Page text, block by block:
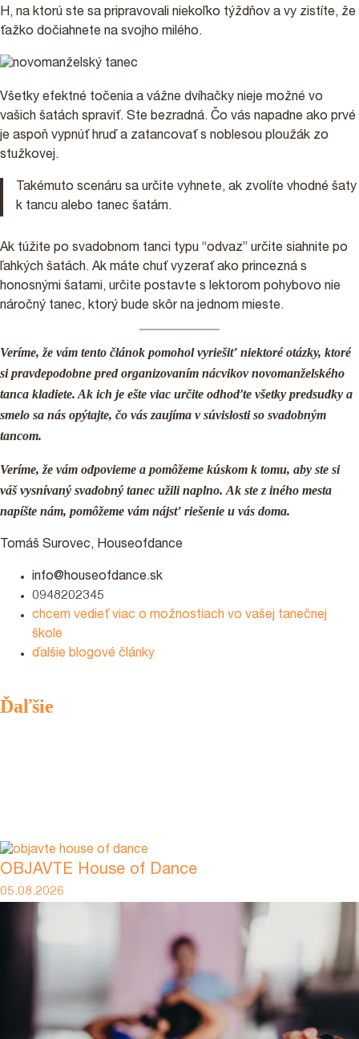
H, na ktorú ste sa pripravovali niekoľko týždňov a vy zistíte, že
ťažko dočiahnete na svojho milého.
Všetky efektné točenia a vážne dvíhačky nieje možné vo
vašich šatách spraviť. Ste bezradná. Čo vás napadne ako prvé
je aspoň vypnúť hruď a zatancovať s noblesou ploužák zo
stužkovej.
Takémuto scenáru sa určite vyhnete, ak zvolíte vhodné šaty
k tancu alebo tanec šatám.
Ak túžite po svadobnom tanci typu “odvaz” určite siahnite po
ľahkých šatách. Ak máte chuť vyzerať ako princezná s
honosnými šatami, určite postavte s lektorom pohybovo nie
náročný tanec, ktorý bude skôr na jednom mieste.
Veríme, že vám tento článok pomohol vyriešiť niektoré otázky, ktoré
si pravdepodobne pred organizovaním nácvikov novomanželského
tanca kladiete. Ak ich je ešte viac určite odhoďte všetky predsudky a
smelo sa nás opýtajte, čo vás zaujíma v súvislosti so svadobným
tancom.
Veríme, že vám odpovieme a pomôžeme kúskom k tomu, aby ste si
váš vysnívaný svadobný tanec užili naplno. Ak ste z iného mesta
napíšte nám, pomôžeme vám nájsť riešenie u vás doma.
Tomáš Surovec, Houseofdance
info@houseofdance.sk
0948202345
chcem vedieť viac o možnostiach vo vašej tanečnej
škole
ďalšie blogové články
Ďaľšie
OBJAVTE House of Dance
05.08.2026